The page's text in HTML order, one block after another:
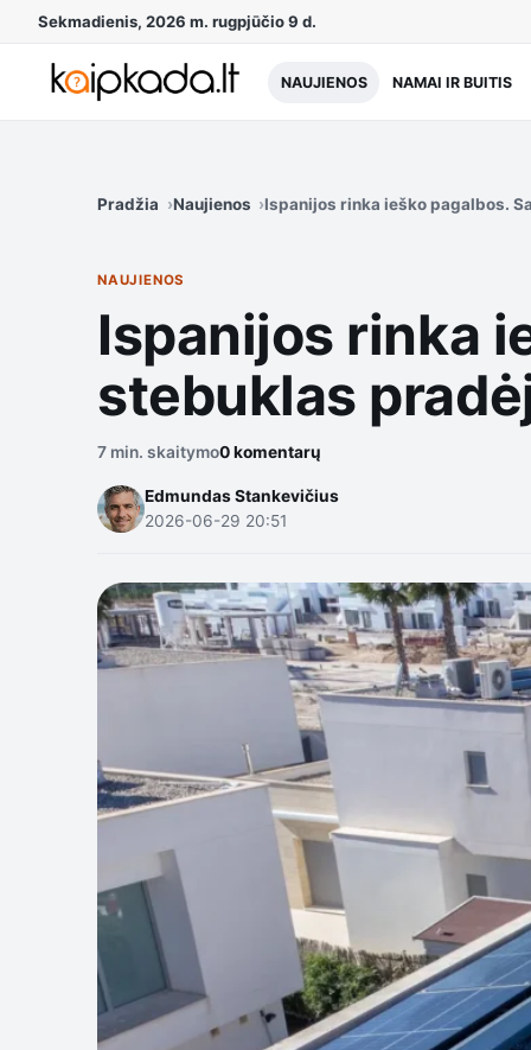
Sekmadienis, 2026 m. rugpjūčio 9 d.
NAUJIENOS NAMAI IR BUITIS
Pradžia Naujienos Ispanijos rinka ieško pagalbos.
NAUJIENOS
Ispanijos rinka
stebuklas
7 min. skaitymo0 komentarų
Edmundas Stankevičius
2026-06-29 20:51